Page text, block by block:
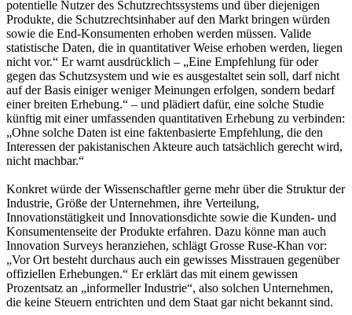
potentielle Nutzer des Schutzrechtssystems und über diejenigen
Produkte, die Schutzrechtsinhaber auf den Markt bringen würden
sowie die End-Konsumenten erhoben werden müssen. Valide
statistische Daten, die in quantitativer Weise erhoben werden, liegen
nicht vor.“ Er warnt ausdrücklich – „Eine Empfehlung für oder
gegen das Schutzsystem und wie es ausgestaltet sein soll, darf nicht
auf der Basis einiger weniger Meinungen erfolgen, sondern bedarf
einer breiten Erhebung.“ – und plädiert dafür, eine solche Studie
künftig mit einer umfassenden quantitativen Erhebung zu verbinden:
„Ohne solche Daten ist eine faktenbasierte Empfehlung, die den
Interessen der pakistanischen Akteure auch tatsächlich gerecht wird,
nicht machbar.“
Konkret würde der Wissenschaftler gerne mehr über die Struktur der
Industrie, Größe der Unternehmen, ihre Verteilung,
Innovationstätigkeit und Innovationsdichte sowie die Kunden- und
Konsumentenseite der Produkte erfahren. Dazu könne man auch
Innovation Surveys heranziehen, schlägt Grosse Ruse-Khan vor:
„Vor Ort besteht durchaus auch ein gewisses Misstrauen gegenüber
offiziellen Erhebungen.“ Er erklärt das mit einem gewissen
Prozentsatz an „informeller Industrie“, also solchen Unternehmen,
die keine Steuern entrichten und dem Staat gar nicht bekannt sind.